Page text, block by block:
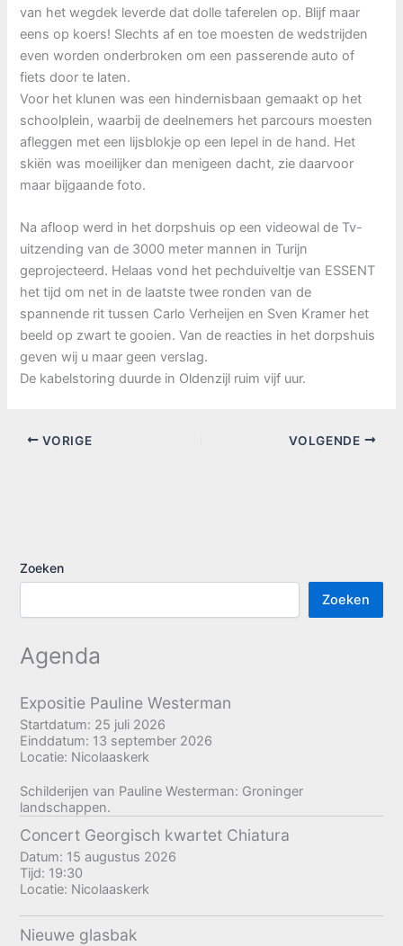
van het wegdek leverde dat dolle taferelen op. Blijf maar
eens op koers! Slechts af en toe moesten de wedstrijden
even worden onderbroken om een passerende auto of
fiets door te laten.
Voor het klunen was een hindernisbaan gemaakt op het
schoolplein, waarbij de deelnemers het parcours moesten
afleggen met een lijsblokje op een lepel in de hand. Het
skiën was moeilijker dan menigeen dacht, zie daarvoor
maar bijgaande foto.
Na afloop werd in het dorpshuis op een videowal de Tv-
uitzending van de 3000 meter mannen in Turijn
geprojecteerd. Helaas vond het pechduiveltje van ESSENT
het tijd om net in de laatste twee ronden van de
spannende rit tussen Carlo Verheijen en Sven Kramer het
beeld op zwart te gooien. Van de reacties in het dorpshuis
geven wij u maar geen verslag.
De kabelstoring duurde in Oldenzijl ruim vijf uur.
VORIGE VOLGENDE
Zoeken
Zoeken
Agenda
Expositie Pauline Westerman
Startdatum: 25 juli 2026
Einddatum: 13 september 2026
Locatie: Nicolaaskerk
Schilderijen van Pauline Westerman: Groninger
landschappen.
Concert Georgisch kwartet Chiatura
Datum: 15 augustus 2026
Tijd: 19:30
Locatie: Nicolaaskerk
Nieuwe glasbak